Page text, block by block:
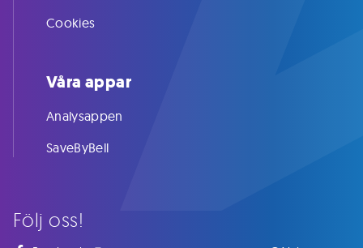
Följ oss!
Cookies
Våra appar
Analysappen
SaveByBell